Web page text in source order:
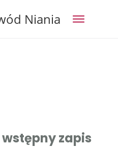
Niania
zapis